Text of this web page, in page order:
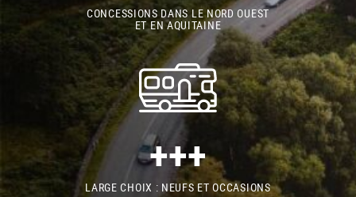
CONCESSIONS DANS LE NORD OUEST
ET EN AQUITAINE
+++
LARGE CHOIX : NEUFS ET OCCASIONS